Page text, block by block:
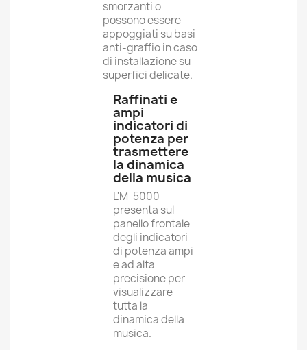
smorzanti o
possono essere
appoggiati su basi
anti-graffio in caso
di installazione su
superfici delicate.
Raffinati e
ampi
indicatori di
potenza per
trasmettere
la dinamica
della musica
L'M-5000
presenta sul
panello frontale
degli indicatori
di potenza ampi
e ad alta
precisione per
visualizzare
tutta la
dinamica della
musica.